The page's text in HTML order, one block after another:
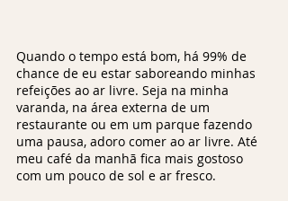
Quando o tempo está bom, há 99% de
chance de eu estar saboreando minhas
refeições ao ar livre. Seja na minha
varanda, na área externa de um
restaurante ou em um parque fazendo
uma pausa, adoro comer ao ar livre. Até
meu café da manhã fica mais gostoso
com um pouco de sol e ar fresco.